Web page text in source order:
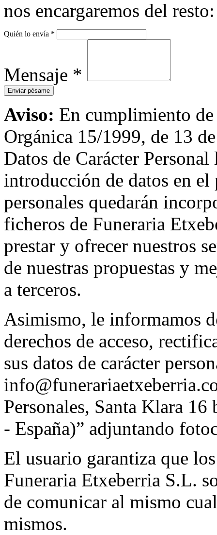
nos encargaremos del resto:
Quién lo envía *
Mensaje *
Aviso: En cumplimiento
Orgánica 15/1999, de 13
Datos de Carácter
introducción de datos en
personales quedarán
ficheros de Funeraria
prestar y ofrecer nuestros
de nuestras propuestas y
a terceros.
Asimismo, le informamos
derechos de acceso,
sus datos de carácter
Personales, Santa Klara
- España)” adjuntando
El usuario garantiza que
Funeraria Etxeberria S.L.
de comunicar al mismo
mismos.